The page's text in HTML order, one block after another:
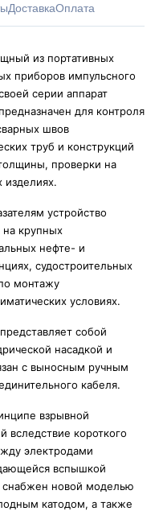
ДоставкаОплата
из портативных
приборов импульсного
серии аппарат
для контроля
швов
труб и конструкций
проверки на
изделиях.
устройство
крупных
нефте- и
судостроительных
монтажу
условиях.
собой
насадкой и
с выносным ручным
кабеля.
взрывной
вследствие короткого
электродами
вспышкой
снабжен новой моделью
катодом, а также